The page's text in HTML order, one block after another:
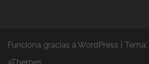
Funciona gracias a WordPress Tema: